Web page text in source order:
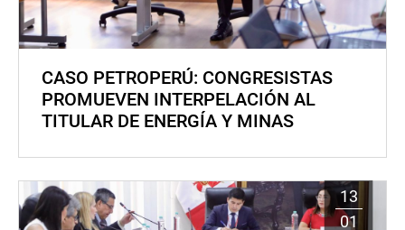
CASO PETROPERÚ: CONGRESISTAS
PROMUEVEN INTERPELACIÓN AL
TITULAR DE ENERGÍA Y MINAS
13
01